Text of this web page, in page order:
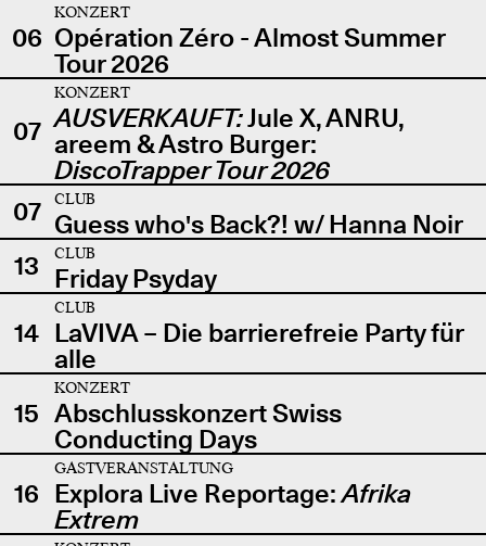
06
KONZERT
Opération Zéro - Almost Summer
Tour 2026
07
KONZERT
AUSVERKAUFT:Jule X, ANRU,
areem & Astro Burger:
DiscoTrapper Tour 2026
07
CLUB
Guess who's Back?! w/ Hanna Noir
13
CLUB
Friday Psyday
14
CLUB
LaVIVA – Die barrierefreie Party für
alle
15
KONZERT
Abschlusskonzert Swiss
Conducting Days
16
GASTVERANSTALTUNG
Explora Live Reportage:Afrika
Extrem